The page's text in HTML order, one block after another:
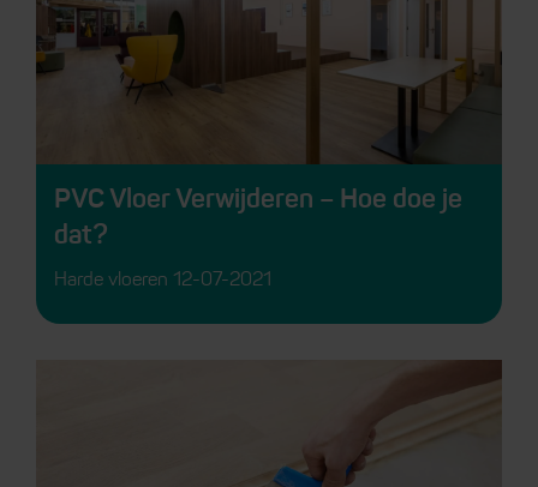
PVC Vloer Verwijderen – Hoe doe je
dat?
Harde vloeren 12-07-2021